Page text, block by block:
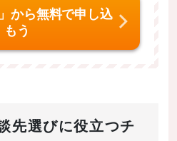
から無料で申し込
もう
先選びに役立つチ